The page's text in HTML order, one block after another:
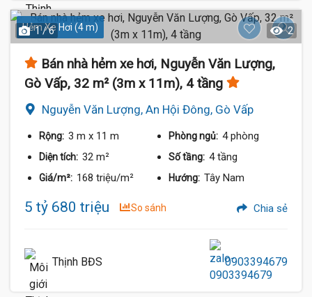
Hẻm Xe Hơi (4 m)
1 / 6 2
Bán nhà hẻm xe hơi, Nguyễn Văn Lượng,
Gò Vấp, 32 m² (3m x 11m), 4 tầng
Nguyễn Văn Lượng, An Hội Đông, Gò Vấp
Rộng: 3 m x 11 m Phòng ngủ: 4 phòng
Diện tích: 32 m² Số tầng: 4 tầng
Giá/m²: 168 triệu/m² Hướng: Tây Nam
5 tỷ 680 triệu So sánh Chia sẻ
Thịnh BĐS 0903394679